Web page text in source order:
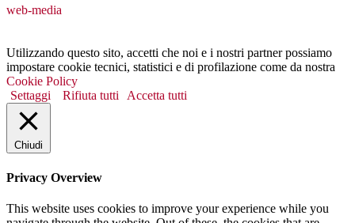
web-media
Utilizzando questo sito, accetti che noi e i nostri partner possiamo
impostare cookie tecnici, statistici e di profilazione come da nostra
Cookie Policy
Settaggi
Rifiuta tutti Accetta tutti
Chiudi
Privacy Overview
This website uses cookies to improve your experience while you